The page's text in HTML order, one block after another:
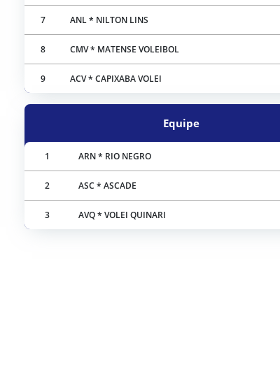
7 ANL * NILTON LINS
8 CMV * MATENSE VOLEIBOL
9 ACV * CAPIXABA VOLEI
Equipe
1 ARN * RIO NEGRO
2 ASC * ASCADE
3 AVQ * VOLEI QUINARI